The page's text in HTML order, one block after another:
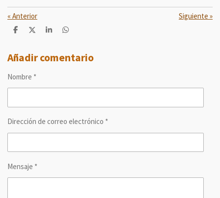
« Anterior Siguiente »
C
p
a
t
C
p
a
C
p
a
C
p
a
Añadir comentario
Nombre *
Dirección de correo electrónico *
Mensaje *